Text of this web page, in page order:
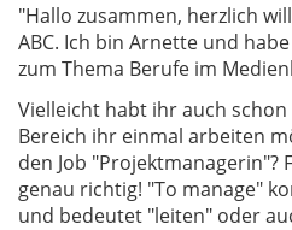
"Hallo zusammen, herzlich
ABC. Ich bin Arnette und
zum Thema Berufe im
Vielleicht habt ihr auch
Bereich ihr einmal arbeiten
den Job "Projektmanagerin"?
genau richtig! "To manage"
und bedeutet "leiten" oder